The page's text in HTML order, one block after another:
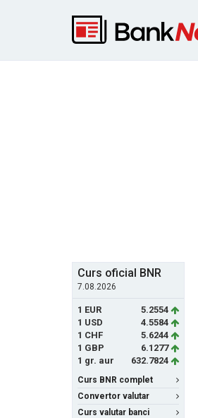
Curs oficial BNR
7.08.2026
1 EUR
5.2554
1 USD
4.5584
1 CHF
5.6244
1 GBP
6.1277
1 gr. aur
632.7824
Curs BNR complet
Convertor valutar
Curs valutar banci